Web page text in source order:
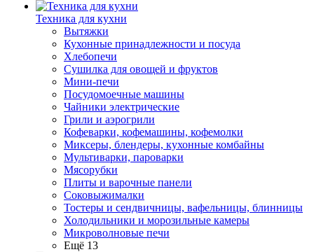
Техника для кухни
Вытяжки
Кухонные принадлежности и посуда
Хлебопечи
Сушилка для овощей и фруктов
Мини-печи
Посудомоечные машины
Чайники электрические
Грили и аэрогрили
Кофеварки, кофемашины, кофемолки
Миксеры, блендеры, кухонные комбайны
Мультиварки, пароварки
Мясорубки
Плиты и варочные панели
Соковыжималки
Тостеры и сендвичницы, вафельницы, блинницы
Холодильники и морозильные камеры
Микроволновые печи
Ещё 13